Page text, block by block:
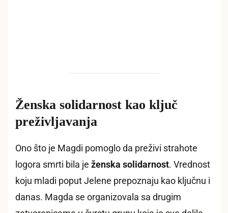
Ženska solidarnost kao ključ
preživljavanja
Ono što je Magdi pomoglo da preživi strahote
logora smrti bila je ženska solidarnost. Vrednost
koju mladi poput Jelene prepoznaju kao ključnu i
danas. Magda se organizovala sa drugim